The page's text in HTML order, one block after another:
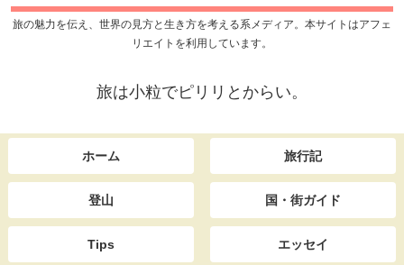
旅の魅力を伝え、世界の見方と生き方を考える系メディア。本サイトはアフェ
リエイトを利用しています。
旅は小粒でピリリとからい。
ホーム 旅行記
登山 国・街ガイド
Tips エッセイ